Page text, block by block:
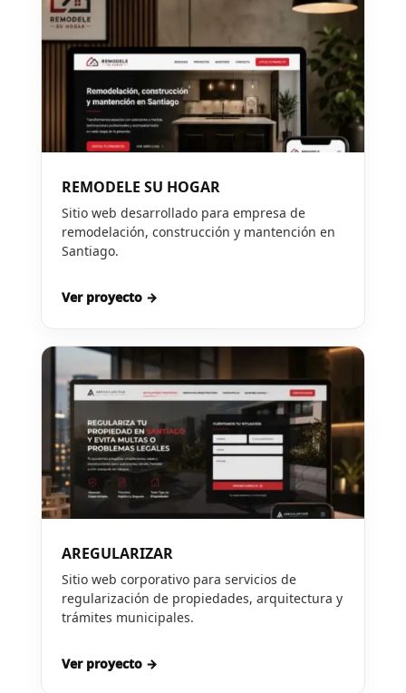
REMODELE SU HOGAR
Sitio web desarrollado para empresa de
remodelación, construcción y mantención en
Santiago.
Ver proyecto →
AREGULARIZAR
Sitio web corporativo para servicios de
regularización de propiedades, arquitectura y
trámites municipales.
Ver proyecto →